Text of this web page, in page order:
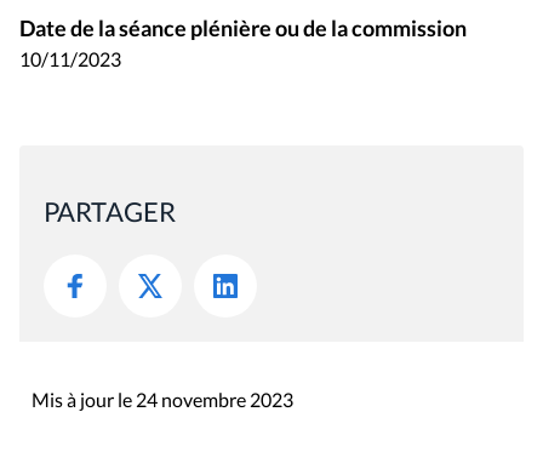
Date de la séance plénière ou de la commission
10/11/2023
PARTAGER
Mis à jour le 24 novembre 2023